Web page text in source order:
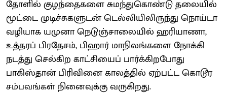
தோளில் குழந்தைகளை சுமந்துகொண்டு தலையில்
மூட்டை முடிச்சுகளுடன் டெல்லியிலிருந்து நொய்டா
வழியாக யமுனா நெடுஞ்சாலையில் ஹரியாணா,
உத்தரப் பிரதேசம், பிஹார் மாநிலங்களை நோக்கி
நடத்து செல்கிற காட்சியைப் பார்க்கிறபோது
பாகிஸ்தான் பிரிவினை காலத்தில் ஏற்பட்ட கொடூர
சம்பவங்கள் நினைவுக்கு வருகிறது.